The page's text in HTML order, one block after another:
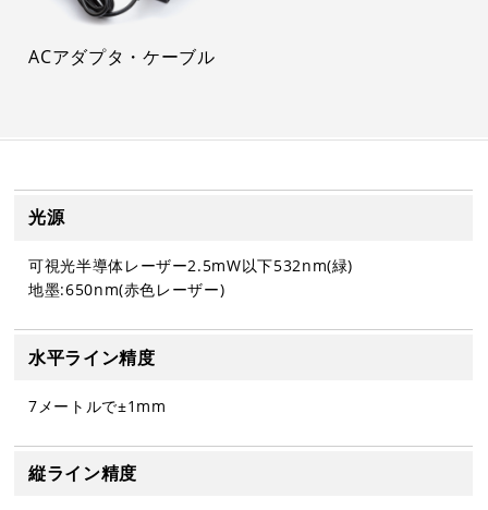
ACアダプタ・ケーブル
光源
可視光半導体レーザー2.5mW以下532nm(緑)
地墨:650nm(赤色レーザー)
水平ライン精度
7メートルで±1mm
縦ライン精度